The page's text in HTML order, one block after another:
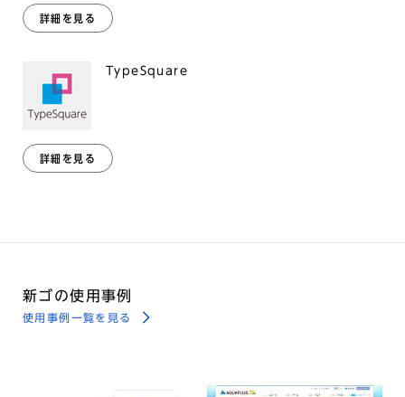
詳細を見る
TypeSquare
詳細を見る
新ゴの使用事例
使用事例一覧を見る